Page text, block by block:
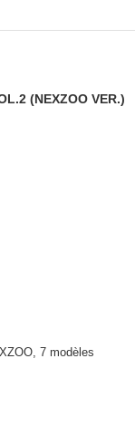
(NEXZOO VER.)
7 modèles